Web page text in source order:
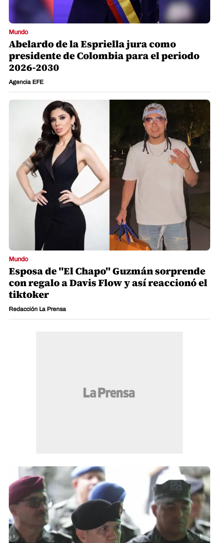
Mundo
Abelardo de la Espriella jura como
presidente de Colombia para el periodo
2026-2030
Agencia EFE
Mundo
Esposa de "El Chapo" Guzmán sorprende
con regalo a Davis Flow y así reaccionó el
tiktoker
Redacción La Prensa